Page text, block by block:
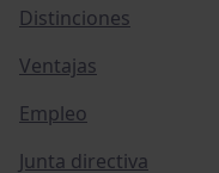
Distinciones
Ventajas
Empleo
Junta directiva